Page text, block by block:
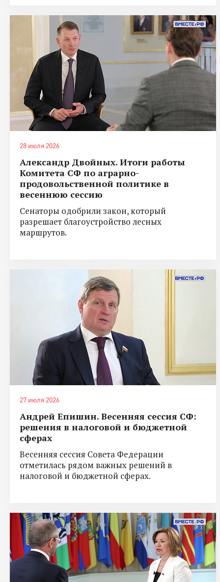
28 июля 2026
Александр Двойных. Итоги работы
Комитета СФ по аграрно-
продовольственной политике в
весеннюю сессию
Сенаторы одобрили закон, который
разрешает благоустройство лесных
маршрутов.
27 июля 2026
Андрей Епишин. Весенняя сессия СФ:
решения в налоговой и бюджетной
сферах
Весенняя сессия Совета Федерации
отметилась рядом важных решений в
налоговой и бюджетной сферах.